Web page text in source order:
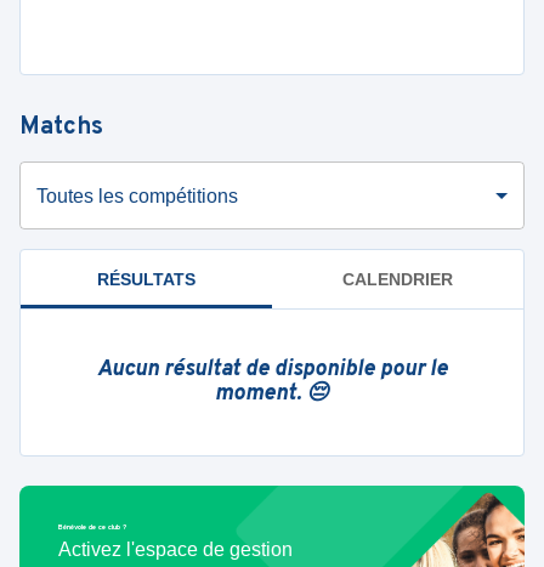
Matchs
Toutes les compétitions
RÉSULTATS CALENDRIER
Aucun résultat de disponible pour le
moment. 😔
Bénévole de ce club ?
Activez l'espace de gestion